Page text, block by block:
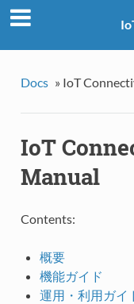
Docs » IoT
IoT
Manual
Contents:
概要
機能ガイド
運用・利用ガイ